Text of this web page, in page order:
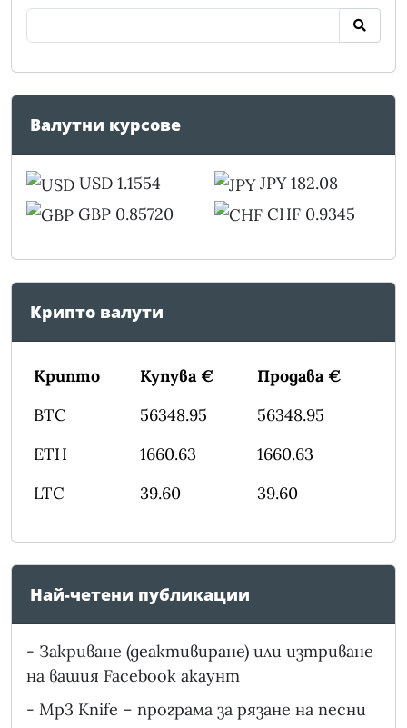
Валутни курсове
USD 1.1554
GBP 0.85720
JPY 182.08
CHF 0.9345
Крипто валути
Крипто Купува €
Продава €
BTC
56348.95
56348.95
ETH
1660.63
1660.63
LTC
39.60 39.60
Най-четени публикации
- Закриване (деактивиране) или изтриване
на вашия Facebook акаунт
- Mp3 Knife – програма за рязане на песни